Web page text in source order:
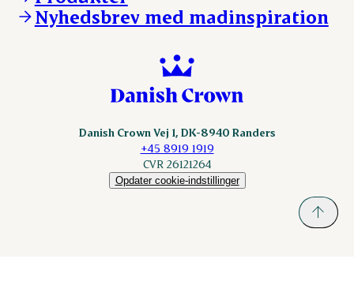
nordicspoor.com
Scanhide.dk
Nyhedsbrev med madinspiration
Danish Crown Vej 1, DK-8940 Randers
+45 8919 1919
CVR 26121264
Opdater cookie-indstillinger